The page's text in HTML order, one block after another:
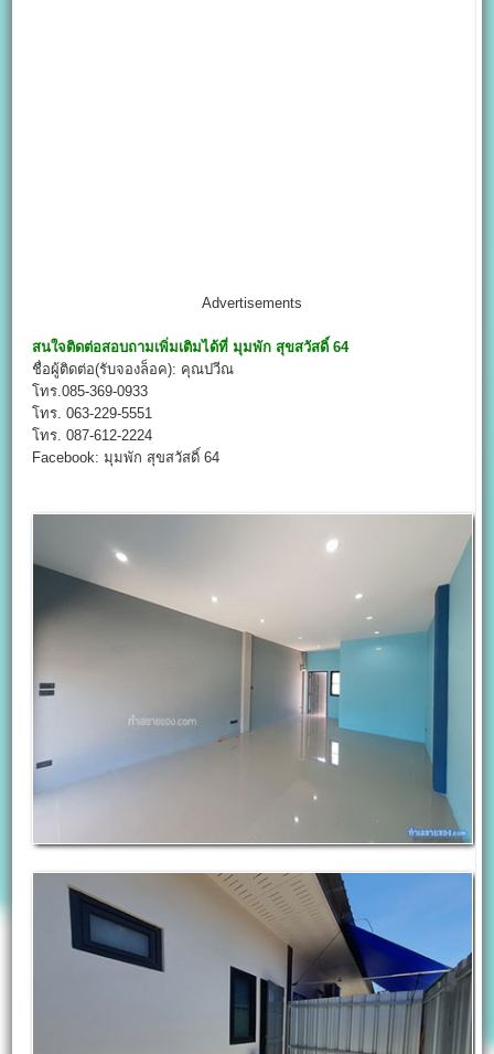
Advertisements
สนใจติดต่อสอบถามเพิ่มเติมได้ที่ มุมพัก สุขสวัสดิ์64
ชื่อผู้ติดต่อ(รับจองล็อค): คุณปวีณ
โทร.085-369-0933
โทร. 063-229-5551
โทร. 087-612-2224
Facebook: มุมพัก สุขสวัสดิ์ 64